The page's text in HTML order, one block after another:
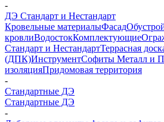
-
ДЭ Стандарт и Нестандарт
Кровельные материалыФасад
кровлиВодостокКомплектующие
Стандарт и НестандартТеррасная
(ДПК)ИнструментСофиты Металл и
изоляцияПридомовая территория
-
Стандартные ДЭ
Стандартные ДЭ
-